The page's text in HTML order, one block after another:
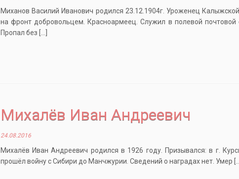
Миханов Василий Иванович родился 23.12.1904г. Уроженец
на фронт добровольцем. Красноармеец. Служил в полевой почтовой
Пропал без […]
Михалёв Иван Андреевич
24.08.2016
Михалёв Иван Андреевич родился в 1926 году. Призывался: в г.
прошёл войну с Сибири до Манчжурии. Сведений о наградах нет. Умер […]